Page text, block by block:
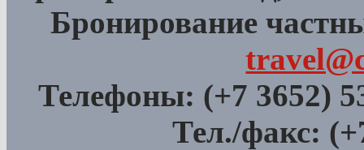
Бронирование
Телефоны: (+7 3652)
Тел./факс: